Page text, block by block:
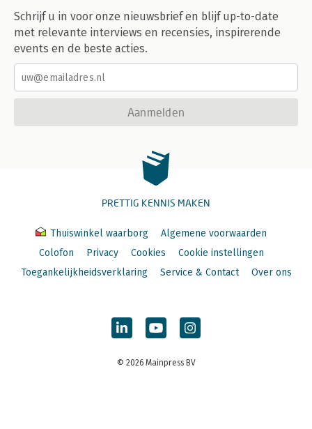
Schrijf u in voor onze nieuwsbrief en blijf up-to-date
met relevante interviews en recensies, inspirerende
events en de beste acties.
Aanmelden
PRETTIG KENNIS MAKEN
Thuiswinkel waarborg
Algemene voorwaarden
Colofon
Privacy Cookies
Cookie instellingen
Toegankelijkheidsverklaring
Service & Contact Over ons
© 2026 Mainpress BV